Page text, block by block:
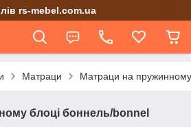
rs-mebel.com.ua
Матраци Матраци на
блоці боннель/bonnel